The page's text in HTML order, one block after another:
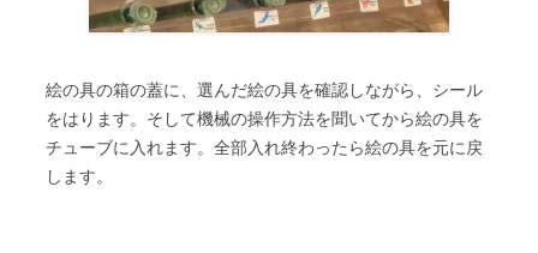
絵の具の箱の蓋に、選んだ絵の具を確認しながら、シール
をはります。そして機械の操作方法を聞いてから絵の具を
チューブに入れます。全部入れ終わったら絵の具を元に戻
します。